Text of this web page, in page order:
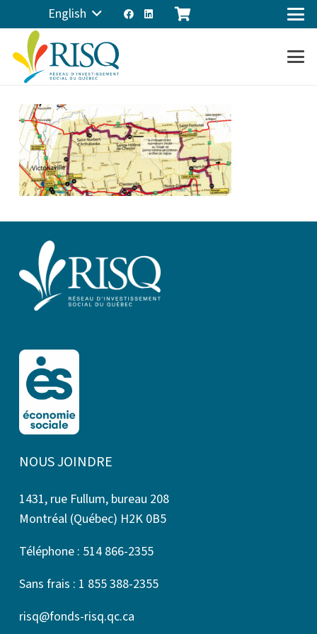
English
NOUS JOINDRE
1431, rue Fullum, bureau 208
Montréal (Québec) H2K 0B5
Téléphone : 514 866-2355
Sans frais : 1 855 388-2355
risq@fonds-risq.qc.ca